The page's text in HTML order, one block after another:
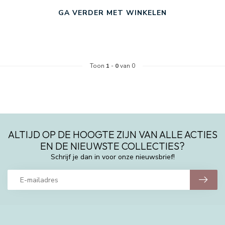
GA VERDER MET WINKELEN
Toon 1 - 0van 0
ALTIJD OP DE HOOGTE ZIJN VAN ALLE ACTIES
EN DE NIEUWSTE COLLECTIES?
Schrijf je dan in voor onze nieuwsbrief!